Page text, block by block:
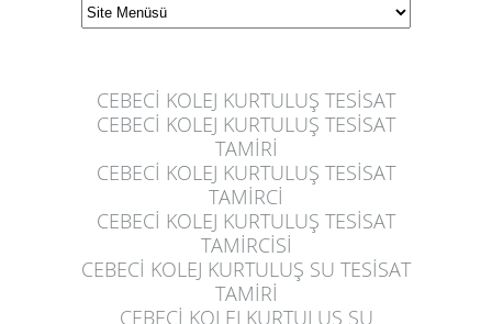
CEBECİ KOLEJ KURTULUŞ TESİSAT
CEBECİ KOLEJ KURTULUŞ TESİSAT
TAMİRİ
CEBECİ KOLEJ KURTULUŞ TESİSAT
TAMİRCİ
CEBECİ KOLEJ KURTULUŞ TESİSAT
TAMİRCİSİ
CEBECİ KOLEJ KURTULUŞ SU TESİSAT
TAMİRİ
CEBECİ KOLEJ KURTULUŞ SU